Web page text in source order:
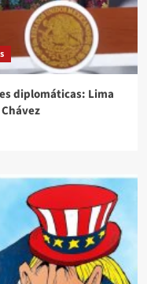
diplomáticas: Lima